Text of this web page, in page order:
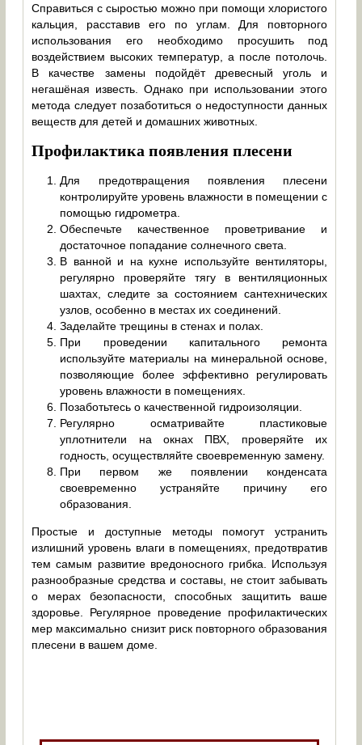
Справиться с сыростью можно при помощи хлористого
кальция, расставив его по углам. Для повторного
использования его необходимо просушить под
воздействием высоких температур, а после потолочь.
В качестве замены подойдёт древесный уголь и
негашёная известь. Однако при использовании этого
метода следует позаботиться о недоступности данных
веществ для детей и домашних животных.
Профилактика появления плесени
Для предотвращения появления плесени
контролируйте уровень влажности в помещении с
помощью гидрометра.
Обеспечьте качественное проветривание и
достаточное попадание солнечного света.
В ванной и на кухне используйте вентиляторы,
регулярно проверяйте тягу в вентиляционных
шахтах, следите за состоянием сантехнических
узлов, особенно в местах их соединений.
Заделайте трещины в стенах и полах.
При проведении капитального ремонта
используйте материалы на минеральной основе,
позволяющие более эффективно регулировать
уровень влажности в помещениях.
Позаботьтесь о качественной гидроизоляции.
Регулярно осматривайте пластиковые
уплотнители на окнах ПВХ, проверяйте их
годность, осуществляйте своевременную замену.
При первом же появлении конденсата
своевременно устраняйте причину его
образования.
Простые и доступные методы помогут устранить
излишний уровень влаги в помещениях, предотвратив
тем самым развитие вредоносного грибка. Используя
разнообразные средства и составы, не стоит забывать
о мерах безопасности, способных защитить ваше
здоровье. Регулярное проведение профилактических
мер максимально снизит риск повторного образования
плесени в вашем доме.